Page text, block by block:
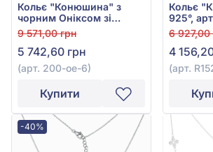
Кольє "Конюшина" з
чорним Оніксом зі
срібла 925°, арт. 200-
ое-6
9 571,00 грн
5 742,60 грн
(арт. 200-ое-6)
Купити
Кольє
925°,
6 927,00
4
(арт.
-40%